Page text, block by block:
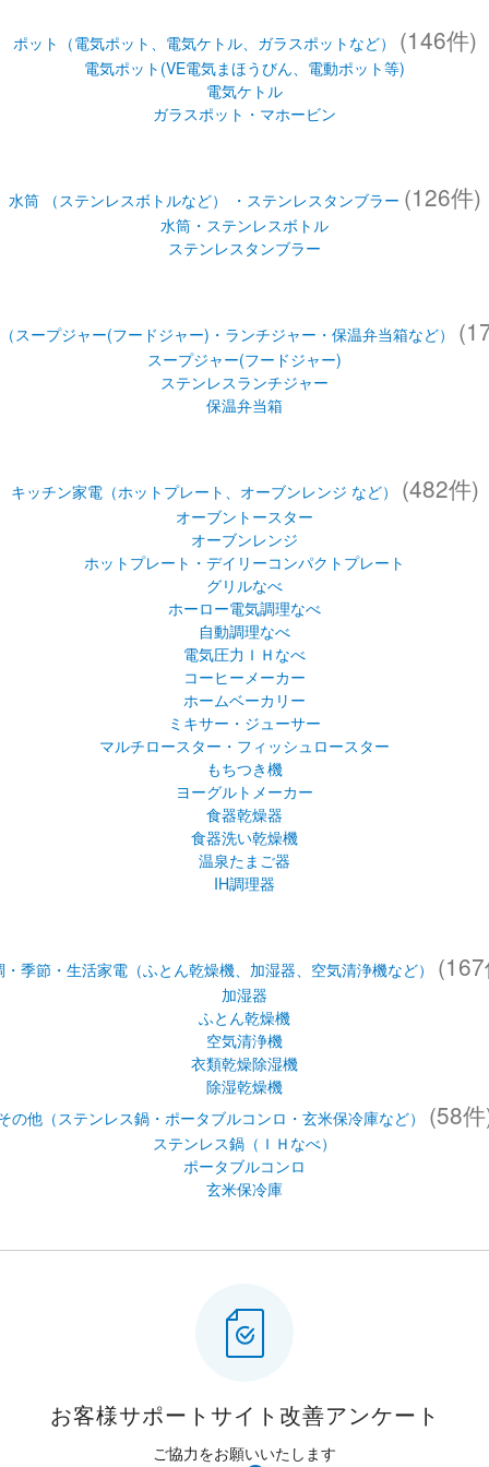
ポット（電気ポット、電気ケトル、ガラスポットなど） (146件)
電気ポット(VE電気まほうびん、電動ポット等)
電気ケトル
ガラスポット・マホービン
水筒 （ステンレスボトルなど） ・ステンレスタンブラー (126件)
水筒・ステンレスボトル
ステンレスタンブラー
スープジャー(フードジャー)・ランチジャー・保温弁当箱など）
スープジャー(フードジャー)
ステンレスランチジャー
保温弁当箱
キッチン家電（ホットプレート、オーブンレンジ など） (482件)
オーブントースター
オーブンレンジ
ホットプレート・デイリーコンパクトプレート
グリルなべ
ホーロー電気調理なべ
自動調理なべ
電気圧力ＩＨなべ
コーヒーメーカー
ホームベーカリー
ミキサー・ジューサー
マルチロースター・フィッシュロースター
もちつき機
ヨーグルトメーカー
食器乾燥器
食器洗い乾燥機
温泉たまご器
IH調理器
・季節・生活家電（ふとん乾燥機、加湿器、空気清浄機など）
加湿器
ふとん乾燥機
空気清浄機
衣類乾燥除湿機
除湿乾燥機
の他（ステンレス鍋・ポータブルコンロ・玄米保冷庫など）
(58
ステンレス鍋（ＩＨなべ）
ポータブルコンロ
玄米保冷庫
お客様サポートサイト 改善アンケート
ご協力をお願いいたします